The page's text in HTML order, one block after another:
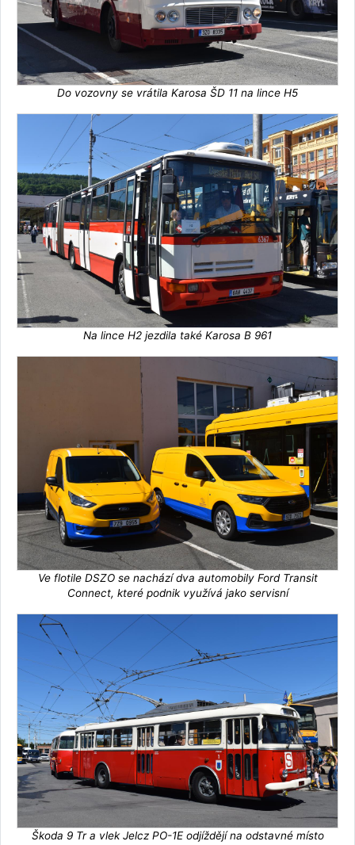
Do vozovny se vrátila Karosa ŠD 11 na lince H5
Na lince H2 jezdila také Karosa B 961
Ve flotile DSZO se nachází dva automobily Ford Transit
Connect, které podnik využívá jako servisní
Škoda 9 Tr a vlek Jelcz PO-1E odjíždějí na odstavné místo